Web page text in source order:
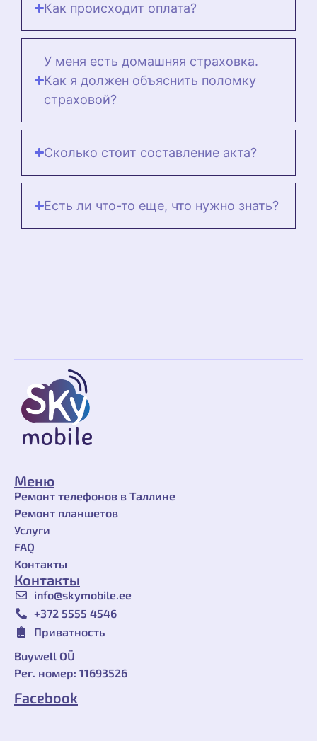
Как происходит оплата?
У меня есть домашняя страховка.
Как я должен объяснить поломку
страховой?
Сколько стоит составление акта?
Есть ли что-то еще, что нужно знать?
Меню
Ремонт телефонов в Таллине
Ремонт планшетов
Услуги
FAQ
Контакты
Контакты
info@skymobile.ee
+372 ‎5555 4546
Приватность
Buywell OÜ
Рег. номер: 11693526
Facebook